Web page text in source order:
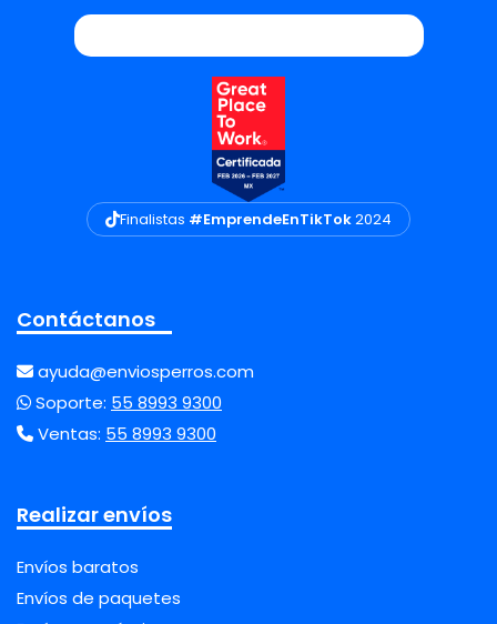
Finalistas #EmprendeEnTikTok2024
Contáctanos
ayuda@enviosperros.com
Soporte: 55 8993 9300
Ventas: 55 8993 9300
Realizar envíos
Envíos baratos
Envíos de paquetes